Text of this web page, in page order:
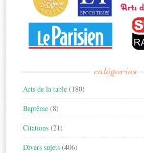
catégories
Arts de la table (180)
Baptême (8)
Citations (21)
Divers sujets (406)